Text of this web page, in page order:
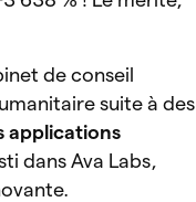
de conseil
suite à des
applications
dans Ava Labs,